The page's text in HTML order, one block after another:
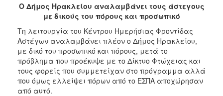
2018
2017
2016
2015
2013
2012
Ο Δήμος Ηρακλείου αναλαμβάνει τους άστεγους
με δικούς του πόρους και προσωπικό
Τη λειτουργία του Κέντρου Ημερήσιας Φροντίδας
Αστέγων αναλαμβάνει πλέον ο Δήμος Ηρακλείου,
με δικό του προσωπικό και πόρους, μετά το
πρόβλημα που προέκυψε με το Δίκτυο Φτώχειας και
τους φορείς που συμμετείχαν στο πρόγραμμα αλλά
που όμως ελλείψει πόρων από το ΕΣΠΑ αποχώρησαν
από αυτό.